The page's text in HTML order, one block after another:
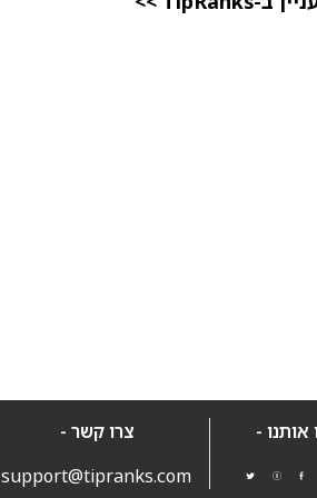
-
צרו קשר -
support@tipranks.com